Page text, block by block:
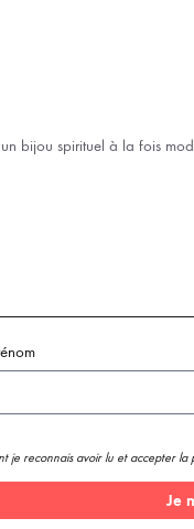
bijou spirituel à la fois
je reconnais avoir lu et accepter
Je